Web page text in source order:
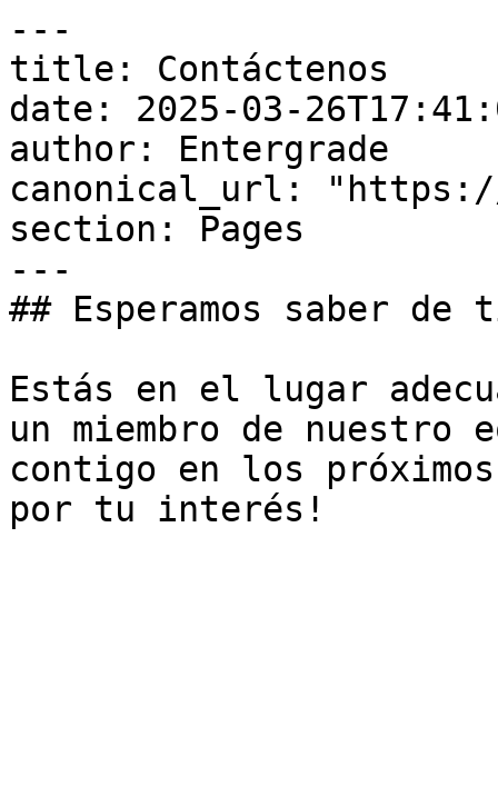
---
title: Contáctenos
date: 2025-03-
author: Entergrade
canonical_url:
section: Pages
---
## Esperamos saber de
Estás en el lugar
un miembro de nuestro
contigo en los